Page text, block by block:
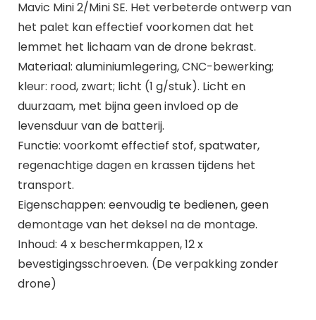
Mavic Mini 2/Mini SE. Het verbeterde ontwerp van
het palet kan effectief voorkomen dat het
lemmet het lichaam van de drone bekrast.
Materiaal: aluminiumlegering, CNC-bewerking;
kleur: rood, zwart; licht (1 g/stuk). Licht en
duurzaam, met bijna geen invloed op de
levensduur van de batterij.
Functie: voorkomt effectief stof, spatwater,
regenachtige dagen en krassen tijdens het
transport.
Eigenschappen: eenvoudig te bedienen, geen
demontage van het deksel na de montage.
Inhoud: 4 x beschermkappen, 12 x
bevestigingsschroeven. (De verpakking zonder
drone)